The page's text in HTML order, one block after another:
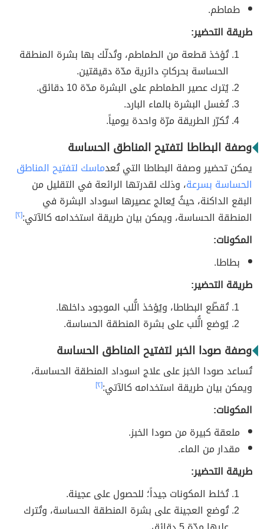
طماطم.
طريقة التحضير:
تُؤخذ قطعة من الطماطم، وتُدلّك بها بشرة المنطقة
الحساسة بحركاتٍ دائرية مدّة دقيقتين.
يُترك عصير الطماطم على البشرة مدّة 10 دقائق.
تُغسل البشرة بالماء البارد.
تُكرّر الطريقة مرّة واحدة يومياً.
وصفة البطاطا لتفتيح المناطق الحساسة
يمكن تحضير وصفة البطاطا التي تُعدماسك لتفتيح المناطق
الحساسة بسرعة، وذلك لقدرتها الرائعة في التقليل من
البقع الداكنة، حيثُ يُعالج عصيرها اسوداد البشرة في
المنطقة الحساسة، ويمكن بيان طريقة استخدامه كالآتي:[٢]
المكونات:
بطاطا.
طريقة التحضير:
تُقطّع البطاطا، ويُؤخذ الُّلب الموجود داخلها.
يُوضع الُّلب على بشرة المنطقة الحساسة.
وصفة صودا الخبر لتفتيح المناطق الحساسة
تُساعد صودا الخبز على علاج اسوداد المنطقة الحساسة،
ويمكن بيان طريقة استخدامه كالآتي:[٢]
المكونات:
ملعقة كبيرة من صودا الخبز.
مقدار من الماء.
طريقة التحضير:
تُخلط المكونات جيداً؛ للحصول على عجينة.
تُوضع العجينة على بشرة المنطقة الحساسة، وتُترك